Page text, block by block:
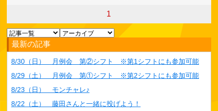
1
最新の記事
8/30（日） 月例会 第②シフト ※第1シフトにも参加可能
8/29（土） 月例会 第①シフト ※第2シフトにも参加可能
8/23（日） モンチャレ♪
8/22（土） 藤田さんと一緒に投げよう！